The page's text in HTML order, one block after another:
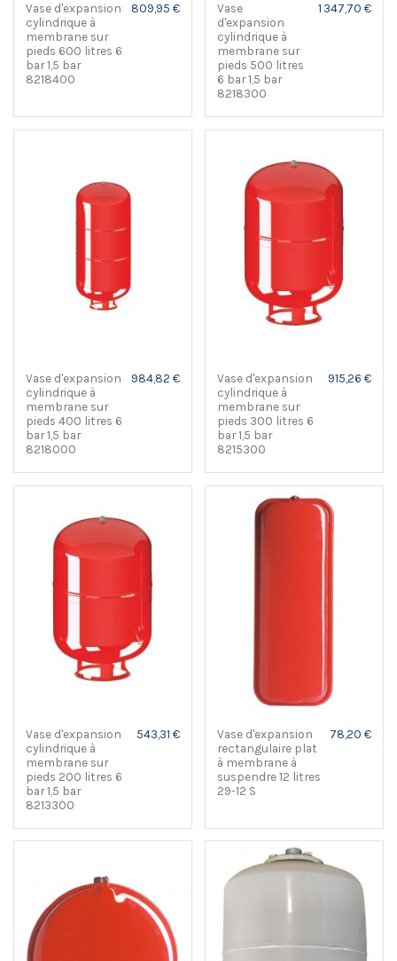
Vase d'expansion
cylindrique à
membrane sur
pieds 600 litres 6
bar 1,5 bar
8218400
809,95 €
Vase
d'expansion
cylindrique à
membrane sur
pieds 500 litres
6 bar 1,5 bar
8218300
1 347,70 €
Vase d'expansion
cylindrique à
membrane sur
pieds 400 litres 6
bar 1,5 bar
8218000
984,82 €
Vase d'expansion
cylindrique à
membrane sur
pieds 300 litres 6
bar 1,5 bar
8215300
915,26 €
Vase d'expansion
cylindrique à
membrane sur
pieds 200 litres 6
bar 1,5 bar
8213300
543,31 €
Vase d'expansion
rectangulaire plat
à membrane à
suspendre 12 litres
29-12 S
78,20 €